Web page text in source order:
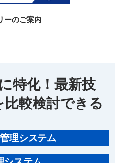
ーのご案内
特化！最新技
較検討できる
理システム